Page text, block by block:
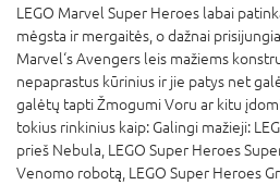
LEGO Marvel Super Heroes labai
mėgsta ir mergaitės, o dažnai
Marvel‘s Avengers leis mažiems
nepaprastus kūrinius ir jie patys net
galėtų tapti Žmogumi Voru ar kitu
tokius rinkinius kaip: Galingi mažieji:
prieš Nebula, LEGO Super Heroes
Venomo robotą, LEGO Super Heroes